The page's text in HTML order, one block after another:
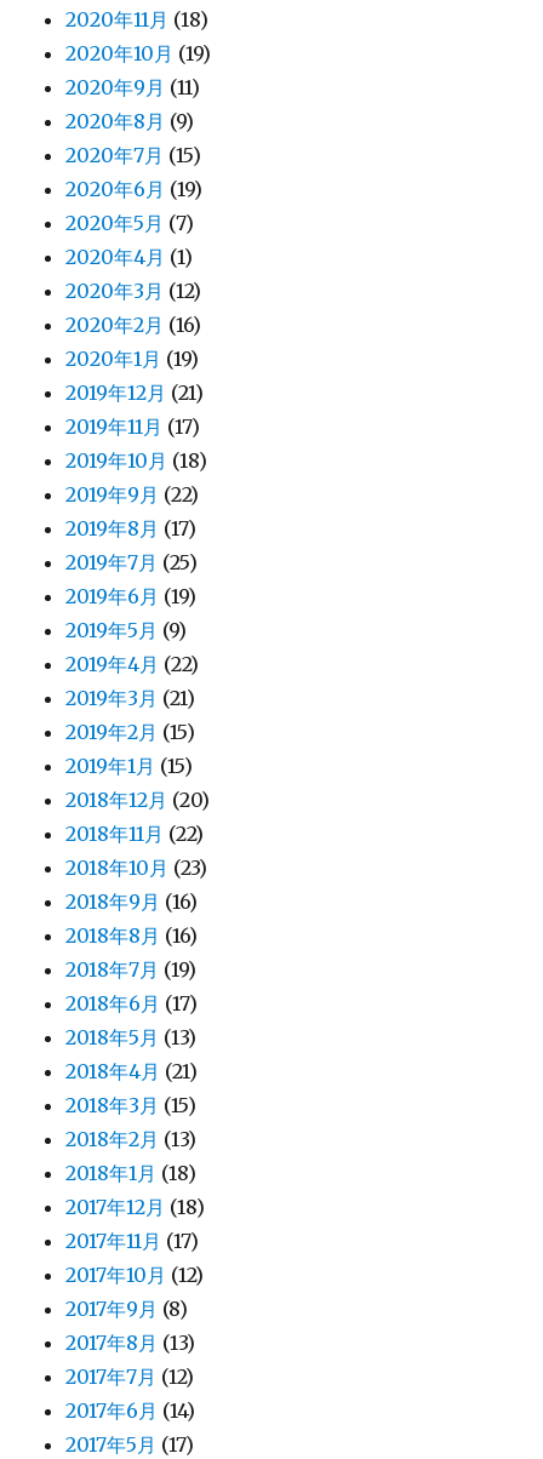
2020年11月 (18)
2020年10月 (19)
2020年9月 (11)
2020年8月 (9)
2020年7月 (15)
2020年6月 (19)
2020年5月 (7)
2020年4月 (1)
2020年3月 (12)
2020年2月 (16)
2020年1月 (19)
2019年12月 (21)
2019年11月 (17)
2019年10月 (18)
2019年9月 (22)
2019年8月 (17)
2019年7月 (25)
2019年6月 (19)
2019年5月 (9)
2019年4月 (22)
2019年3月 (21)
2019年2月 (15)
2019年1月 (15)
2018年12月 (20)
2018年11月 (22)
2018年10月 (23)
2018年9月 (16)
2018年8月 (16)
2018年7月 (19)
2018年6月 (17)
2018年5月 (13)
2018年4月 (21)
2018年3月 (15)
2018年2月 (13)
2018年1月 (18)
2017年12月 (18)
2017年11月 (17)
2017年10月 (12)
2017年9月 (8)
2017年8月 (13)
2017年7月 (12)
2017年6月 (14)
2017年5月 (17)